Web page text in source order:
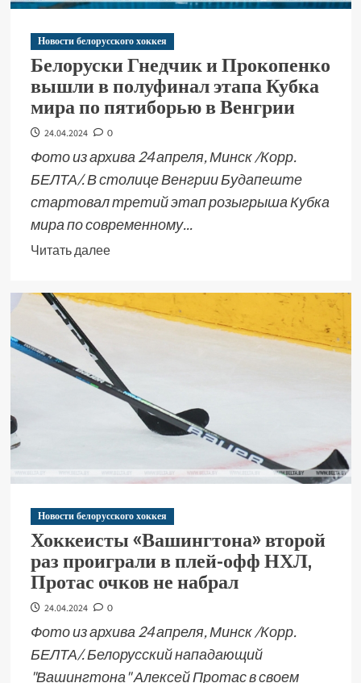
Новости белорусского хоккея
Белоруски Гнедчик и Прокопенко
вышли в полуфинал этапа Кубка
мира по пятиборью в Венгрии
24.04.2024 0
Фото из архива 24 апреля, Минск /Корр.
БЕЛТА/. В столице Венгрии Будапеште
стартовал третий этап розыгрыша Кубка
мира по современному...
Читать далее
Новости белорусского хоккея
Хоккеисты «Вашингтона» второй
раз проиграли в плей-офф НХЛ,
Протас очков не набрал
24.04.2024 0
Фото из архива 24 апреля, Минск /Корр.
БЕЛТА/. Белорусский нападающий
"Вашингтона" Алексей Протас в своем